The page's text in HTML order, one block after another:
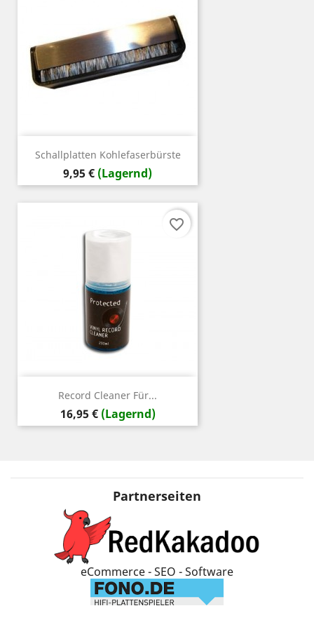
Schallplatten Kohlefaserbürste
Preis
9,95 € (Lagernd)
Record Cleaner Für...
Preis
16,95 € (Lagernd)
favorite_border
Partnerseiten
eCommerce - SEO - Software